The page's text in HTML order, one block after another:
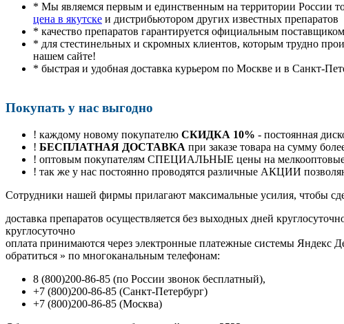
* Мы являемся первым и единственным на территории России
цена в якутске и дистрибьютором других известных препаратов
* качество препаратов гарантируется официальным
* для стестинельных и скромных клиентов, которым трудно
нашем сайте!
* быстрая и удобная доставка курьером по Москве и в Санкт-
Покупать у нас выгодно
! каждому новому покупателю СКИДКА 10% - постоянная
! БЕСПЛАТНАЯ ДОСТАВКА при заказе товара на сумму
! оптовым покупателям СПЕЦИАЛЬНЫЕ цены на мелкооптовые
! так же у нас постоянно проводятся различные АКЦИИ
Cотрудники нашей фирмы прилагают максимальные усилия, чтобы
доставка препаратов осуществляется без выходных дней
круглосуточно
оплата принимаются через электронные платежные системы Яндекс
обратиться » по многоканальным телефонам:
8 (800)200-86-85 (по России звонок бесплатный),
+7 (800)200-86-85 (Санкт-Петербург)
+7 (800)200-86-85 (Москва)